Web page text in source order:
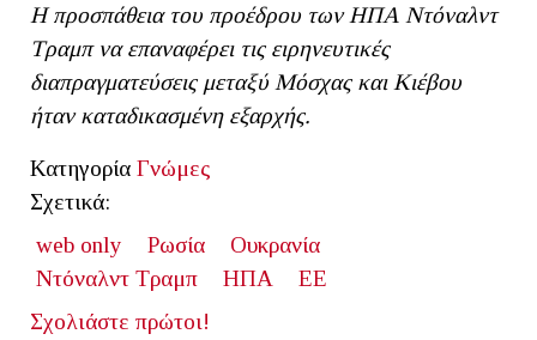
Η προσπάθεια του προέδρου των ΗΠΑ Ντόναλντ
Τραμπ να επαναφέρει τις ειρηνευτικές
διαπραγματεύσεις μεταξύ Μόσχας και Κιέβου
ήταν καταδικασμένη εξαρχής.
Κατηγορία Γνώμες
Σχετικά:
web only
Ρωσία
Ουκρανία
Ντόναλντ Τραμπ
ΗΠΑ
ΕΕ
Σχολιάστε πρώτοι!